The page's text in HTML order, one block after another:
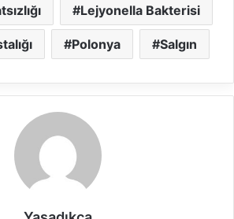
Lejyonella Bakterisi
Polonya Salgın